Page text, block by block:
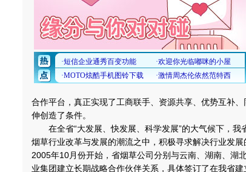
合作平台，真正实现了工商联手、资源共享、优势互补
伸创造了条件。
在全省“大发展、快发展、科学发展”的大气候下，我
烟草行业改革与发展的潮流之中，积极寻求解决行业发
2005年10月份开始，省烟草公司分别与云南、湖南、湖
业集团建立长期战略合作伙伴关系，具体签订了在我省建